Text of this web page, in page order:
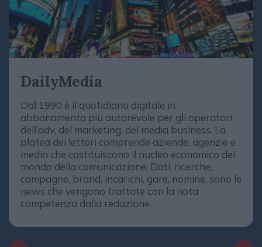
DailyMedia
Dal 1990 è il quotidiano digitale in
abbonamento più autorevole per gli operatori
dell’adv, del marketing, del media business. La
platea dei lettori comprende aziende, agenzie e
media che costituiscono il nucleo economico del
mondo della comunicazione. Dati, ricerche,
campagne, brand, incarichi, gare, nomine, sono le
news che vengono trattate con la nota
competenza dalla redazione.